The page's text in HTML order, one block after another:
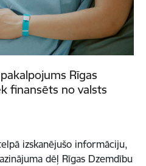
Rīgas
finansēts no valsts
izskanējušo informāciju,
dēļ Rīgas Dzemdību